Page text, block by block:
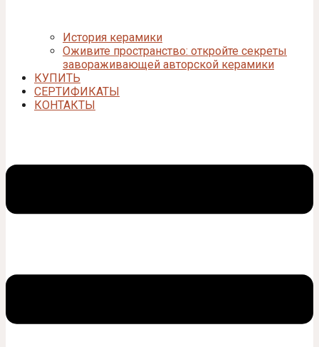
История керамики
Оживите пространство: откройте секреты
завораживающей авторской керамики
КУПИТЬ
СЕРТИФИКАТЫ
КОНТАКТЫ